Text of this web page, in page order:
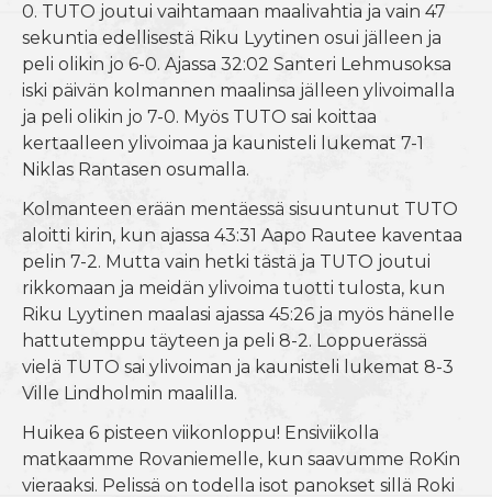
0. TUTO joutui vaihtamaan maalivahtia ja vain 47
sekuntia edellisestä Riku Lyytinen osui jälleen ja
peli olikin jo 6-0. Ajassa 32:02 Santeri Lehmusoksa
iski päivän kolmannen maalinsa jälleen ylivoimalla
ja peli olikin jo 7-0. Myös TUTO sai koittaa
kertaalleen ylivoimaa ja kaunisteli lukemat 7-1
Niklas Rantasen osumalla.
Kolmanteen erään mentäessä sisuuntunut TUTO
aloitti kirin, kun ajassa 43:31 Aapo Rautee kaventaa
pelin 7-2. Mutta vain hetki tästä ja TUTO joutui
rikkomaan ja meidän ylivoima tuotti tulosta, kun
Riku Lyytinen maalasi ajassa 45:26 ja myös hänelle
hattutemppu täyteen ja peli 8-2. Loppuerässä
vielä TUTO sai ylivoiman ja kaunisteli lukemat 8-3
Ville Lindholmin maalilla.
Huikea 6 pisteen viikonloppu! Ensiviikolla
matkaamme Rovaniemelle, kun saavumme RoKin
vieraaksi. Pelissä on todella isot panokset sillä Roki